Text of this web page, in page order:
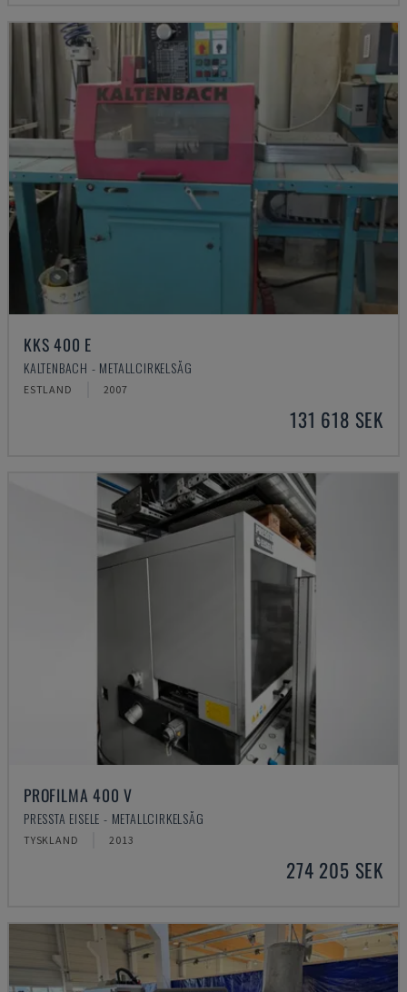
KKS 400 E
KALTENBACH - METALLCIRKELSÅG
ESTLAND 2007
131 618 SEK
PROFILMA 400 V
PRESSTA EISELE - METALLCIRKELSÅG
TYSKLAND 2013
274 205 SEK